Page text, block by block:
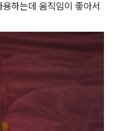
하는데 움직임이 좋아서